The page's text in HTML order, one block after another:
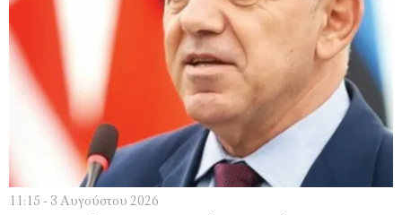
11:15 - 3 Αυγούστου 2026